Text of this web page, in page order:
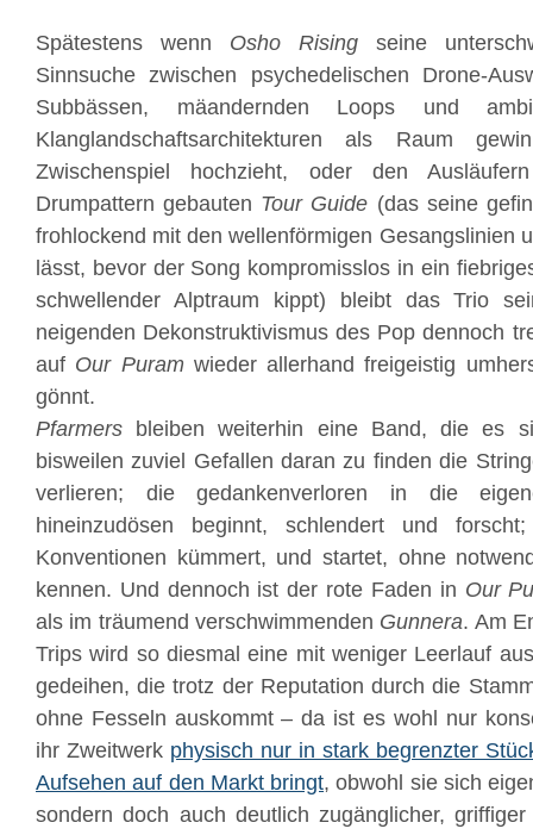
Spätestens wenn Osho Rising seine
Sinnsuche zwischen psychedelischen Drone-
Subbässen, mäandernden Loops und
Klanglandschaftsarchitekturen als Raum
Zwischenspiel hochzieht, oder den
Drumpattern gebauten Tour Guide (das seine
frohlockend mit den wellenförmigen Gesangslinien
lässt, bevor der Song kompromisslos in ein
schwellender Alptraum kippt) bleibt das Trio
neigenden Dekonstruktivismus des Pop dennoch
auf Our Puram wieder allerhand freigeistig
gönnt.
Pfarmers bleiben weiterhin eine Band, die es
bisweilen zuviel Gefallen daran zu finden die
verlieren; die gedankenverloren in die
hineinzudösen beginnt, schlendert und
Konventionen kümmert, und startet, ohne
kennen. Und dennoch ist der rote Faden in Our
als im träumend verschwimmenden Gunnera. Am
Trips wird so diesmal eine mit weniger Leerlauf
gedeihen, die trotz der Reputation durch die
ohne Fesseln auskommt – da ist es wohl nur
ihr Zweitwerk physisch nur in stark begrenzter
Aufsehen auf den Markt bringt, obwohl sie sich
sondern doch auch deutlich zugänglicher,